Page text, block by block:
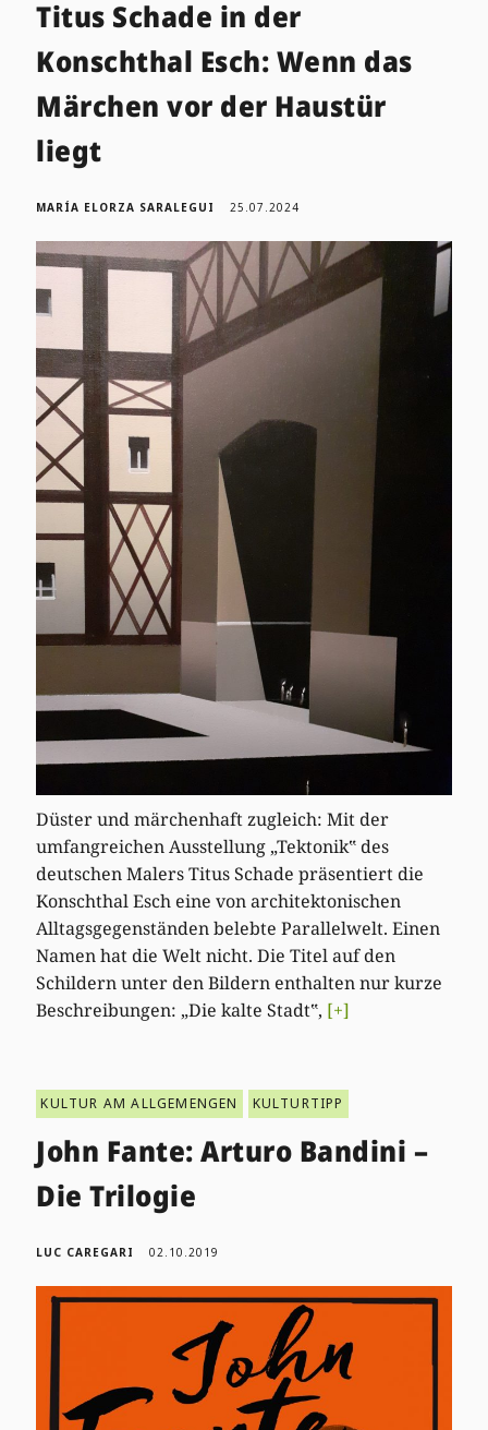
Titus Schade in der
Konschthal Esch: Wenn das
Märchen vor der Haustür
liegt
MARÍA ELORZA SARALEGUI 25.07.2024
Düster und märchenhaft zugleich: Mit der
umfangreichen Ausstellung „Tektonik‟ des
deutschen Malers Titus Schade präsentiert die
Konschthal Esch eine von architektonischen
Alltagsgegenständen belebte Parallelwelt. Einen
Namen hat die Welt nicht. Die Titel auf den
Schildern unter den Bildern enthalten nur kurze
Beschreibungen: „Die kalte Stadt‟, [+]
KULTUR AM ALLGEMENGEN KULTURTIPP
John Fante: Arturo Bandini –
Die Trilogie
LUC CAREGARI 02.10.2019